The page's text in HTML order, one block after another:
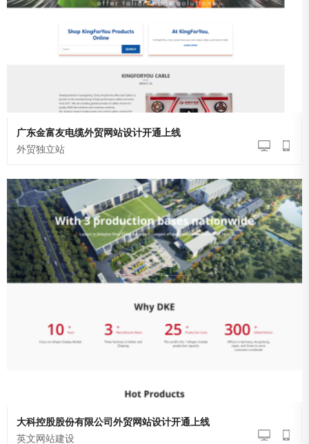
广东金富友电缆外贸网站设计开通上线
外贸独立站
大科控股股份有限公司外贸网站设计开通上线
英文网站建设